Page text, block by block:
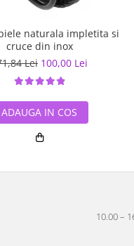
naturala impletita si
cruce din inox
Lei 100,00 Lei
ADAUGA IN COS
10.00 –